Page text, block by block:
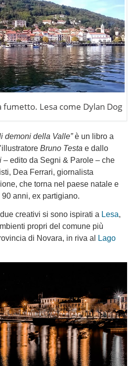
fumetto. Lesa come Dylan Dog
demoni della Valle”è un libro a
Bruno Testa e dallo
– edito da Segni & Parole – che
Dea Ferrari, giornalista
che torna nel paese natale e
anni, ex partigiano.
creativi si sono ispirati a Lesa,
propri del comune più
di Novara, in riva al
Lago